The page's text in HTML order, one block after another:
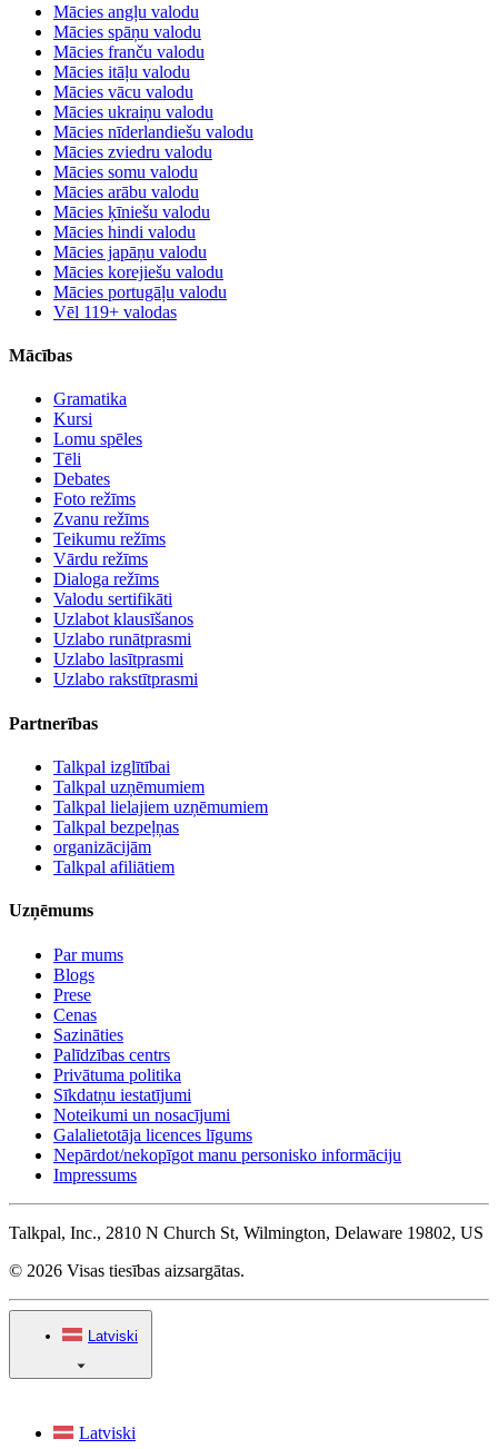
Mācies angļu valodu
Mācies spāņu valodu
Mācies franču valodu
Mācies itāļu valodu
Mācies vācu valodu
Mācies ukraiņu valodu
Mācies nīderlandiešu valodu
Mācies zviedru valodu
Mācies somu valodu
Mācies arābu valodu
Mācies ķīniešu valodu
Mācies hindi valodu
Mācies japāņu valodu
Mācies korejiešu valodu
Mācies portugāļu valodu
Vēl 119+ valodas
Mācības
Gramatika
Kursi
Lomu spēles
Tēli
Debates
Foto režīms
Zvanu režīms
Teikumu režīms
Vārdu režīms
Dialoga režīms
Valodu sertifikāti
Uzlabot klausīšanos
Uzlabo runātprasmi
Uzlabo lasītprasmi
Uzlabo rakstītprasmi
Partnerības
Talkpal izglītībai
Talkpal uzņēmumiem
Talkpal lielajiem uzņēmumiem
Talkpal bezpeļņas
organizācijām
Talkpal afiliātiem
Uzņēmums
Par mums
Blogs
Prese
Cenas
Sazināties
Palīdzības centrs
Privātuma politika
Sīkdatņu iestatījumi
Noteikumi un nosacījumi
Galalietotāja licences līgums
Nepārdot/nekopīgot manu personisko informāciju
Impressums
Talkpal, Inc., 2810 N Church St, Wilmington, Delaware 19802, US
© 2026 Visas tiesības aizsargātas.
Latviski
Latviski